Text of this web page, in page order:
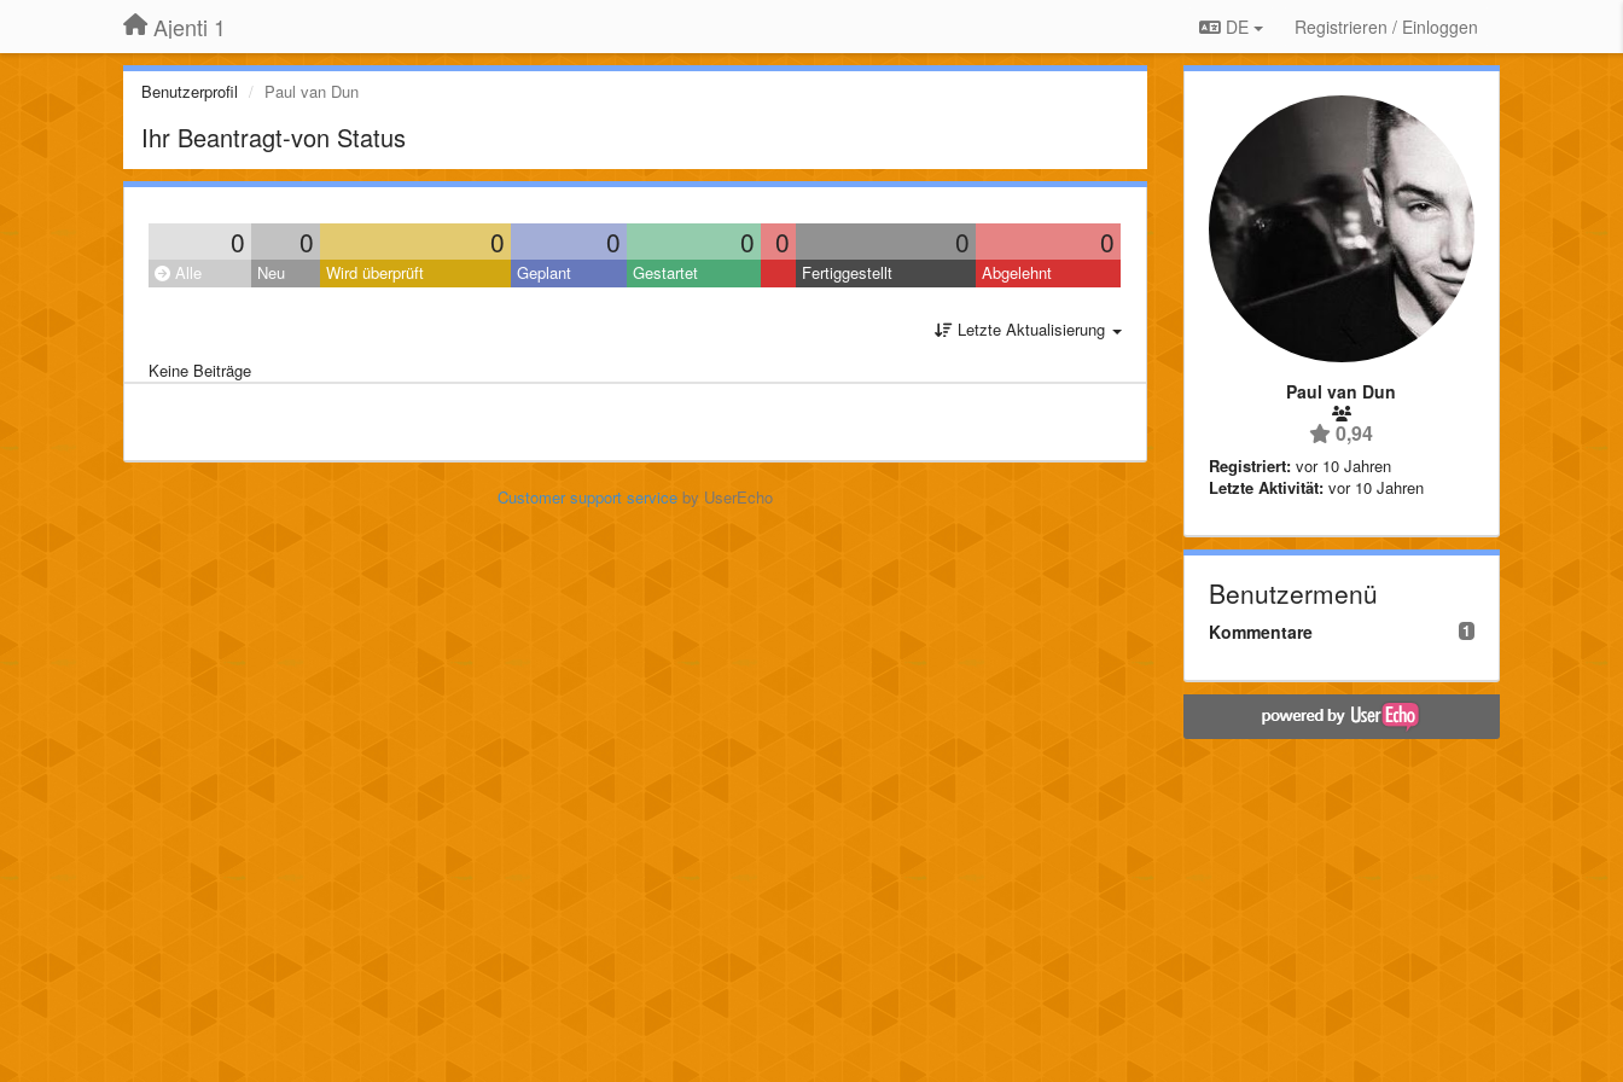
Ajenti 1 DE Registrieren / Einloggen
Benutzerprofil Paul van Dun
Ihr Beantragt-von Status
0 0 0 0 0 0 0 0
Alle Neu Wird überprüft Geplant Gestartet Fertiggestellt Abgelehnt
Letzte Aktualisierung
Keine Beiträge
Customer support serviceby UserEcho
Paul van Dun
0,94
Registriert: vor 10 Jahren
Letzte Aktivität: vor 10 Jahren
Benutzermenü
1
Kommentare